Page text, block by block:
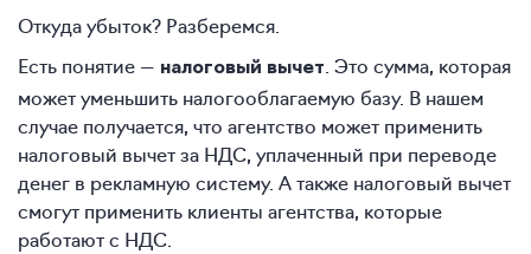
Откуда убыток? Разберемся.
Есть понятие — налоговый вычет . Это сумма, которая
может уменьшить налогооблагаемую базу. В нашем
случае получается, что агентство может применить
налоговый вычет за НДС, уплаченный при переводе
денег в рекламную систему. А также налоговый вычет
смогут применить клиенты агентства, которые
работают с НДС.